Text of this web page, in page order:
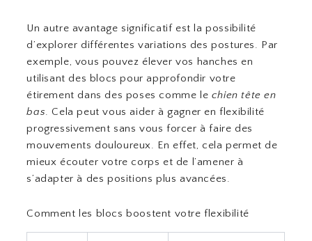
Un autre avantage significatif est la possibilité
d’explorer différentes variations des postures. Par
exemple, vous pouvez élever vos hanches en
utilisant des blocs pour approfondir votre
étirement dans des poses comme le chien tête en
bas. Cela peut vous aider à gagner en flexibilité
progressivement sans vous forcer à faire des
mouvements douloureux. En effet, cela permet de
mieux écouter votre corps et de l’amener à
s’adapter à des positions plus avancées.
Comment les blocs boostent votre flexibilité